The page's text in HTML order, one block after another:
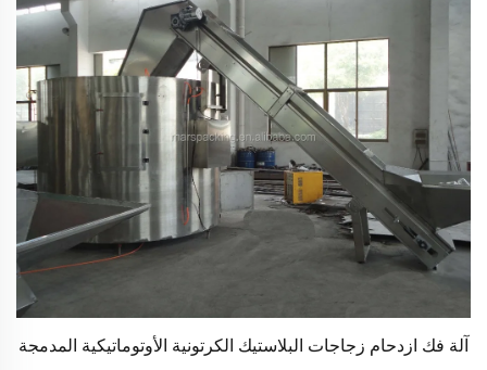
آلة فك ازدحام زجاجات البلاستيك الكرتونية الأوتوماتيكية المدمجة